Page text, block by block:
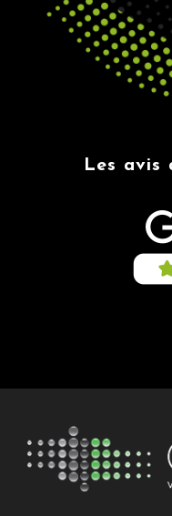
Les avis